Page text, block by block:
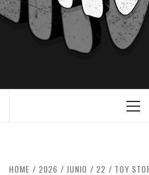
HOME 2026 JUNIO 22
TOY